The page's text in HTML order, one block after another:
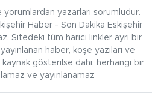
yazarları sorumludur.
Haber - Son Dakika Eskişehir
Sitedeki tüm harici linkler ayrı bir
haber, köşe yazıları ve
kaynak gösterilse dahi, herhangi bir
ve yayınlanamaz